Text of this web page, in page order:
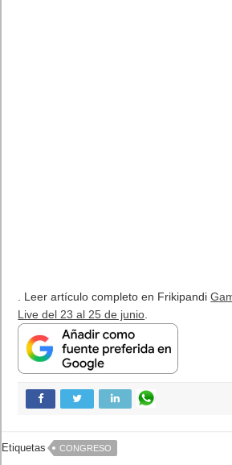
Lo más visto
Cómo saber si te han bloqueado en WhatsApp